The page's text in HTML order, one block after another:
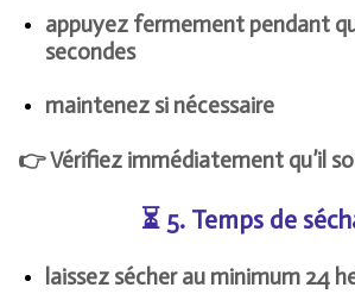
appuyez fermement pendant
secondes
maintenez si nécessaire
👉 Vérifiez immédiatement qu’il
⏳ 5. Temps de
laissez sécher au minimum 24